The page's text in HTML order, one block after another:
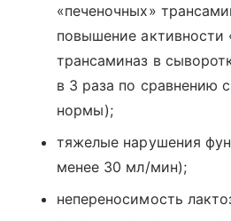
«печеночных»
повышение активности
трансаминаз в
в 3 раза по сравнению
нормы);
тяжелые нарушения
менее 30 мл/мин);
непереносимость